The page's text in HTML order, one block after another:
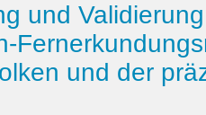
und
und der